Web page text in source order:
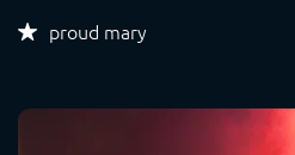
proud mary